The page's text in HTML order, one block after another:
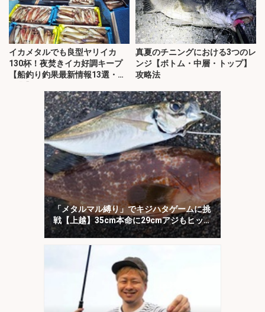
イカメタルでも良型ヤリイカ
130杯！夜焚きイカ好調キープ
【船釣り釣果最新情報13選・玄
真夏のチニングにおける3つのレ
ンジ【ボトム・中層・トップ】
攻略法
「メタルマル縛り」でキジハタゲームに挑
戦【上越】35cm本命に29cmアジもヒッ
ト！